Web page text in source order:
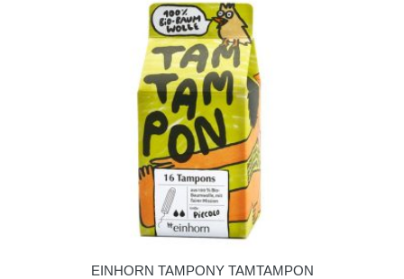
EINHORN TAMPONY TAMTAMPON